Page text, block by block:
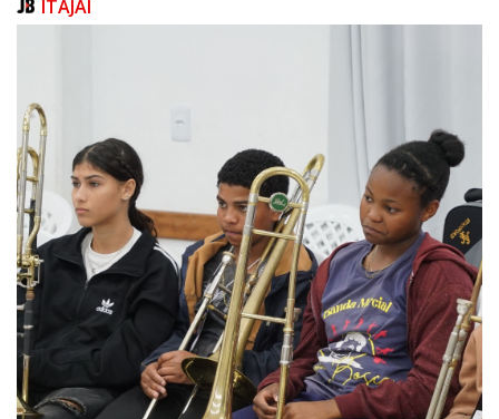
Manhã
8h às 9h
Tarde
Segundas e quartas
18h às 19h
19h às 20h
Manhã
Terças e quintas
7h às 8h
8h às 9h
ITAJAÍ